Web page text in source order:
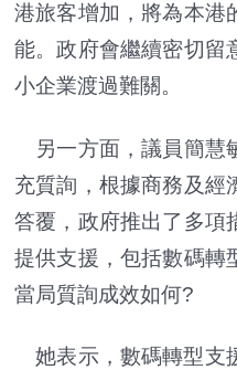
港旅客增加，將為本港
能。政府會繼續密切留
小企業渡過難關。
另一方面，議員簡慧
充質詢，根據商務及經
答覆，政府推出了多項
提供支援，包括數碼轉
當局質詢成效如何?
她表示，數碼轉型支